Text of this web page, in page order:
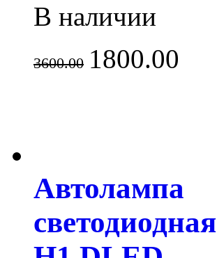
В наличии
3600.00 1800.00
Автолампа
светодиодная